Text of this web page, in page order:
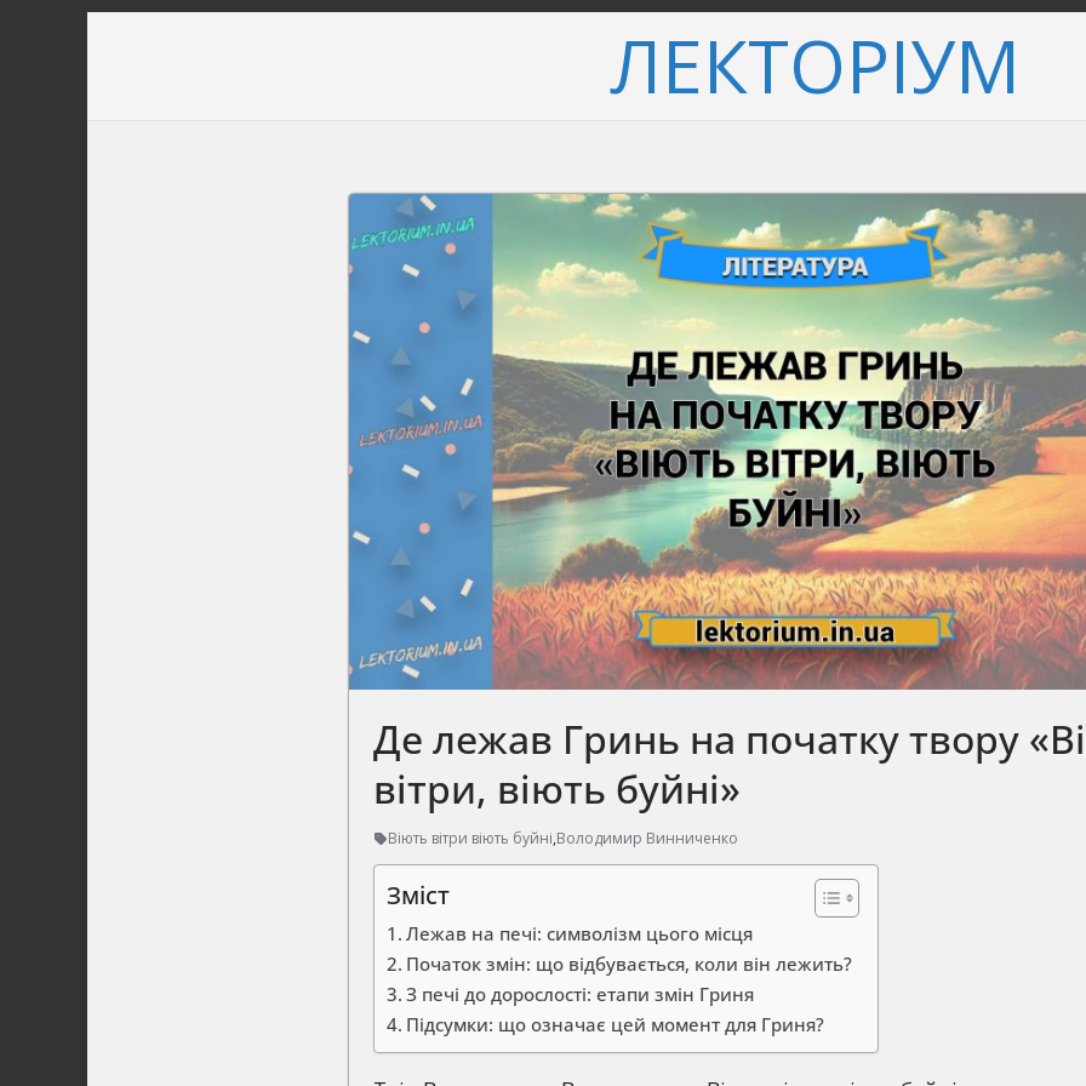
ЛЕКТОРІУМ
Де лежав Гринь на початку твору
вітри, віють буйні»
Віють вітри віють буйні,Володимир Винниченко
Зміст
Лежав на печі: символізм цього місця
Початок змін: що відбувається, коли він лежить?
З печі до дорослості: етапи змін Гриня
Підсумки: що означає цей момент для Гриня?